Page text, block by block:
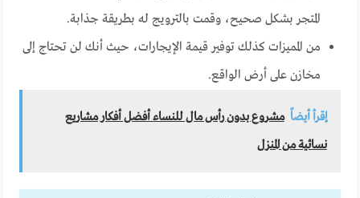
المتجر بشكل صحيح، وقمت بالترويج له بطريقة جذابة.
من المميزات كذلك توفير قيمة الإيجارات، حيث أنك لن تحتاج إلى
مخازن على أرض الواقع.
إقرأ أيضاً مشروع بدون رأس مال للنساء أفضل أفكار مشاريع
نسائية من المنزل